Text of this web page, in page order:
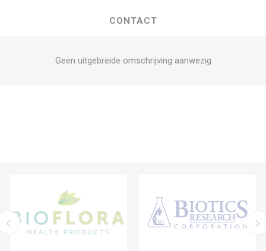
CONTACT
Geen uitgebreide omschrijving aanwezig